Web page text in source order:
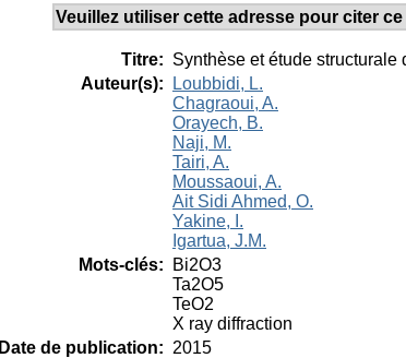
Veuillez utiliser cette adresse pour citer
Titre: Synthèse et étude structurale
Auteur(s):
Loubbidi, L.
Chagraoui, A.
Orayech, B.
Naji, M.
Tairi, A.
Moussaoui, A.
Ait Sidi Ahmed, O.
Yakine, I.
Igartua, J.M.
Mots-clés:
Bi2O3
Ta2O5
TeO2
X ray diffraction
Date de publication: 2015